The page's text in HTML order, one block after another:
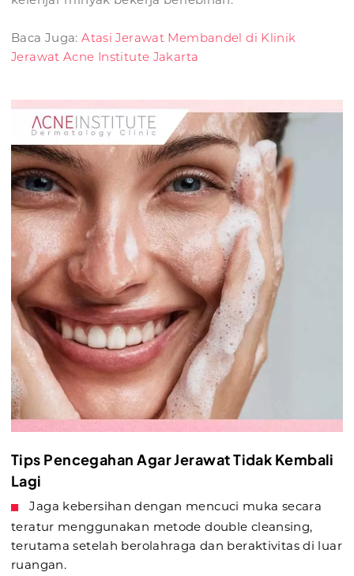
Baca Juga:Atasi Jerawat Membandel di Klinik
Jerawat Acne Institute Jakarta
Tips Pencegahan Agar Jerawat Tidak Kembali
Lagi
Jaga kebersihan dengan mencuci muka secara
teratur menggunakan metode double cleansing,
terutama setelah berolahraga dan beraktivitas di luar
ruangan.